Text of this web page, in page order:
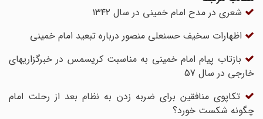
شعری در مدح امام خمینی در سال ۱۳۴۲
اظهارات سخیف حسنعلی منصور درباره تبعید امام خمینی
بازتاب پیام امام خمینی به مناسبت کریسمس در خبرگزاریهای
خارجی در سال 57
تکاپوی منافقین برای ضربه زدن به نظام بعد از رحلت امام
چگونه شکست خورد؟